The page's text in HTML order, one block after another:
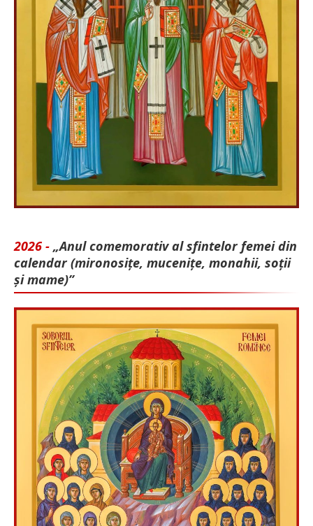
2026 - „Anul comemorativ al sfintelor femei din
calendar (mironosițe, mu­cenițe, monahii, soții
și mame)”